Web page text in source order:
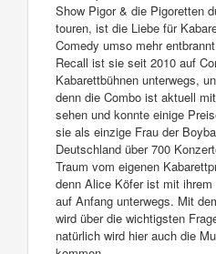
Show Pigor & die Pigoretten
touren, ist die Liebe für
Comedy umso mehr
Recall ist sie seit 2010 auf
Kabarettbühnen unterwegs,
denn die Combo ist aktuell
sehen und konnte einige
sie als einzige Frau der
Deutschland über 700
Traum vom eigenen
denn Alice Köfer ist mit
auf Anfang unterwegs. Mit
wird über die wichtigsten
natürlich wird hier auch die